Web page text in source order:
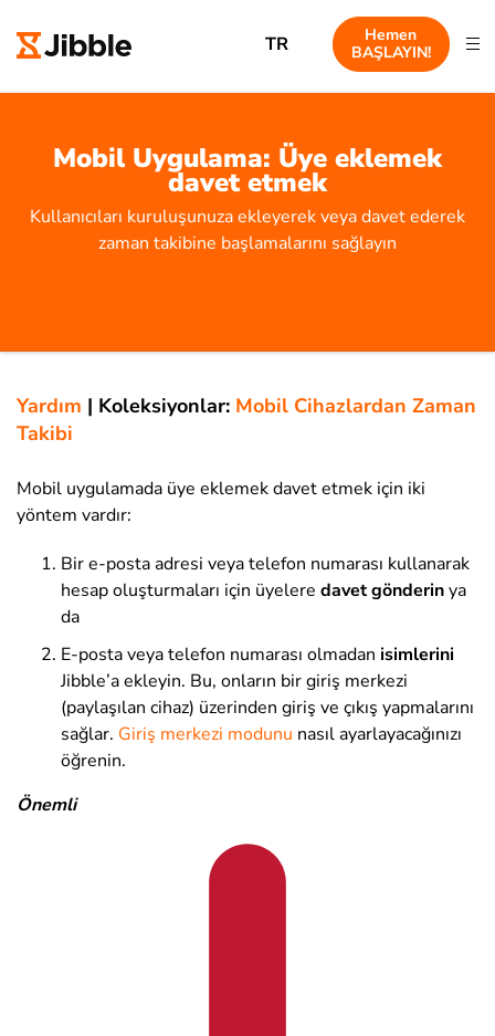
TR
Hemen
BAŞLAYIN!
Mobil Uygulama: Üye eklemek
davet etmek
Kullanıcıları kuruluşunuza ekleyerek veya davet ederek
zaman takibine başlamalarını sağlayın
Yardım | Koleksiyonlar: Mobil Cihazlardan Zaman
Takibi
Mobil uygulamada üye eklemek davet etmek için iki
yöntem vardır:
Bir e-posta adresi veya telefon numarası kullanarak
hesap oluşturmaları için üyelere davet gönderinya
da
E-posta veya telefon numarası olmadan isimlerini
Jibble’a ekleyin. Bu, onların bir giriş merkezi
(paylaşılan cihaz) üzerinden giriş ve çıkış yapmalarını
sağlar. Giriş merkezi modunu nasıl ayarlayacağınızı
öğrenin.
Önemli